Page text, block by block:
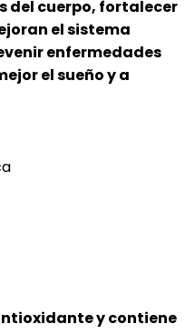
del cuerpo, fortalecer
el sistema
enfermedades
el sueño y a
y contiene